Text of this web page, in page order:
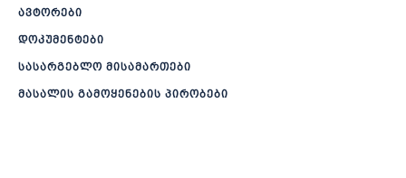
ავტორები
დოკუმენტები
სასარგებლო მისამართები
მასალის გამოყენების პირობები